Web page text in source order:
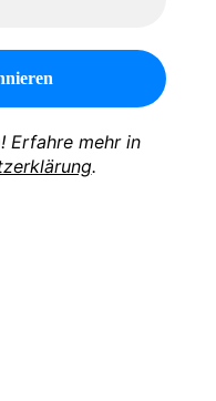
Erfahre mehr in
.